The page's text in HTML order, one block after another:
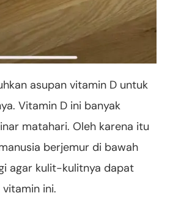
asupan vitamin D untuk
Vitamin D ini banyak
matahari. Oleh karena itu
berjemur di bawah
agar kulit-kulitnya dapat
ini.